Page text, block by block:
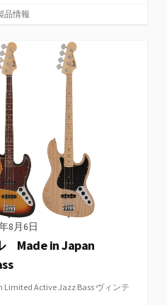
品情報
8月6日
Made in Japan
Active Jazz Bass ヴィンテ